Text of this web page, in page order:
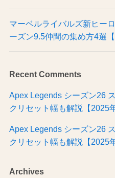
マーベルライバルズ新ヒー
ーズン9.5仲間の集め方4選【
Recent Comments
Apex Legends シーズン26
クリセット幅も解説【2025
Apex Legends シーズン26
クリセット幅も解説【2025
Archives